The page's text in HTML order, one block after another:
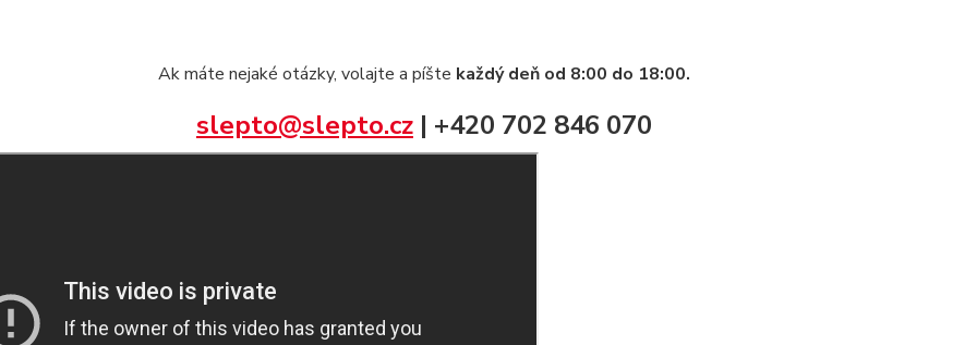
Ak máte nejaké otázky, volajte a píšte každý deň od 8:00 do 18:00.
slepto@slepto.cz| +420 702 846 070